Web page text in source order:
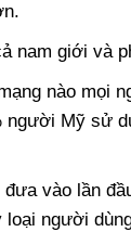
nam giới và
nào mọi
người Mỹ sử
đưa vào lần
loại người